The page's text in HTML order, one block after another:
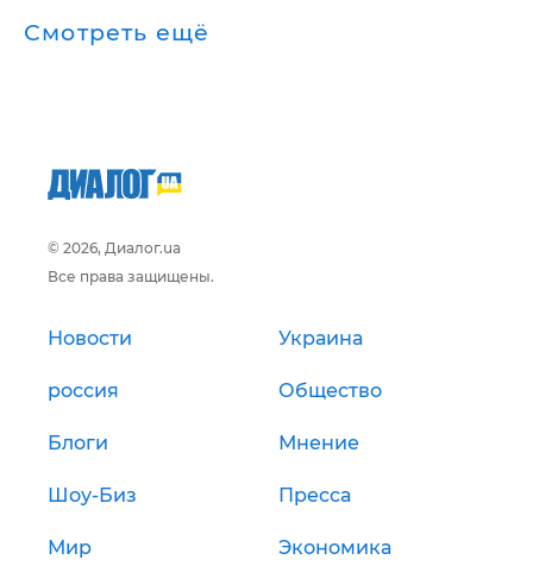
Смотреть ещё
© 2026, Диалог.ua
Все права защищены.
Новости Украина
россия Общество
Блоги Мнение
Шоу-Биз Пресса
Мир Экономика